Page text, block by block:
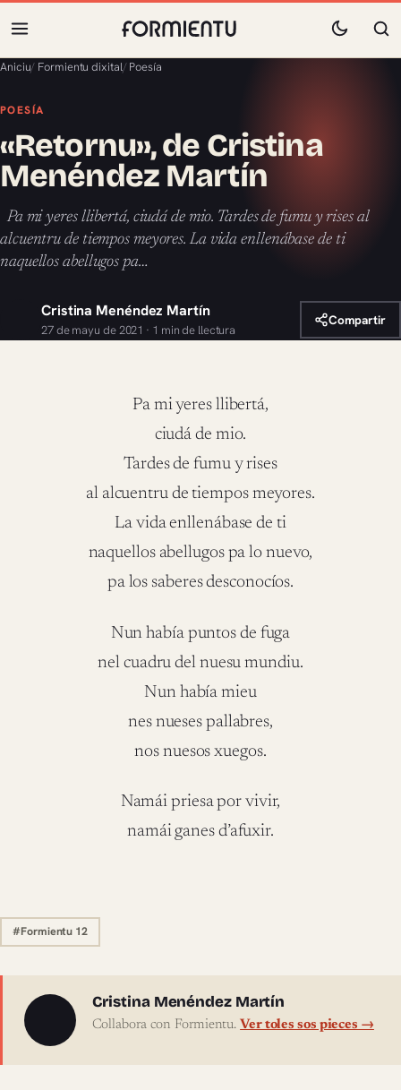
Aniciu/ Formientu dixital/ Poesía
POESÍA
«Retornu», de Cristina
Menéndez Martín
Pa mi yeres llibertá, ciudá de mio. Tardes de fumu y rises al
alcuentru de tiempos meyores. La vida enllenábase de ti
naquellos abellugos pa…
Cristina Menéndez Martín
27 de mayu de 2021 · 1 min de llectura
Compartir
Pa mi yeres llibertá,
ciudá de mio.
Tardes de fumu y rises
al alcuentru de tiempos meyores.
La vida enllenábase de ti
naquellos abellugos pa lo nuevo,
pa los saberes desconocíos.
Nun había puntos de fuga
nel cuadru del nuesu mundiu.
Nun había mieu
nes nueses pallabres,
nos nuesos xuegos.
Namái priesa por vivir,
namái ganes d’afuxir.
#Formientu 12
Sobre l'autor
Cristina Menéndez Martín
Collabora con Formientu. Ver toles sos pieces →